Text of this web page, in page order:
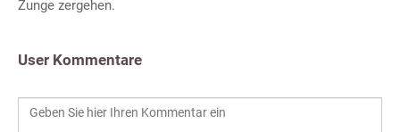
Zunge zergehen.
User Kommentare